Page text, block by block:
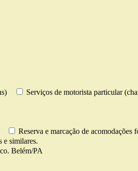
Serviços de motorista particular
Reserva e marcação de acomodações
e similares.
Belém/PA